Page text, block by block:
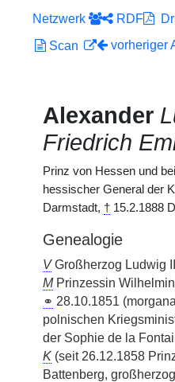
Netzwerk
RDF
Scan
vorheriger
Alexander
Friedrich
Prinz von Hessen und
hessischer General der
Darmstadt, † 15.2.1888
Genealogie
VGroßherzog Ludwig
MPrinzessin
⚭ 28.10.1851
polnischen
der Sophie de la
K (seit 26.12.1858
Battenberg,